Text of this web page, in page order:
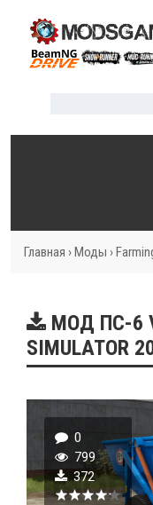
Главная › Моды ›
МОД ПС-6
SIMULATOR
0
799
372